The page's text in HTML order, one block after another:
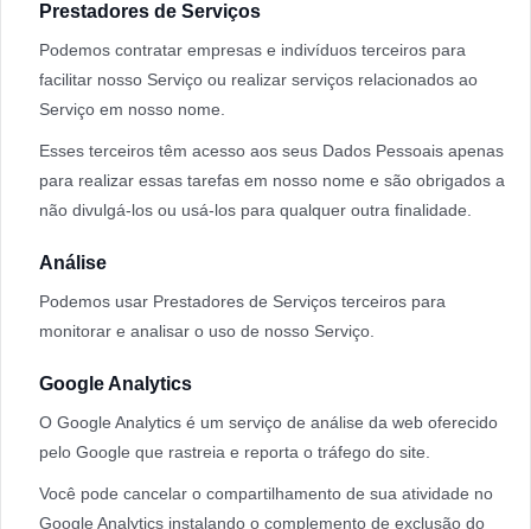
Prestadores de Serviços
Podemos contratar empresas e indivíduos terceiros para
facilitar nosso Serviço ou realizar serviços relacionados ao
Serviço em nosso nome.
Esses terceiros têm acesso aos seus Dados Pessoais apenas
para realizar essas tarefas em nosso nome e são obrigados a
não divulgá-los ou usá-los para qualquer outra finalidade.
Análise
Podemos usar Prestadores de Serviços terceiros para
monitorar e analisar o uso de nosso Serviço.
Google Analytics
O Google Analytics é um serviço de análise da web oferecido
pelo Google que rastreia e reporta o tráfego do site.
Você pode cancelar o compartilhamento de sua atividade no
Google Analytics instalando o complemento de exclusão do